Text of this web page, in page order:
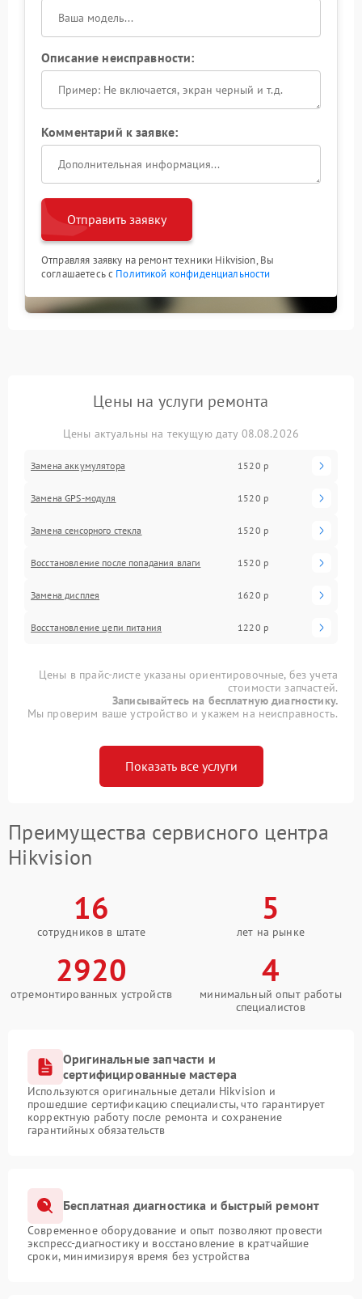
Описание неисправности:
Комментарий к заявке:
Отправить заявку
Отправляя заявку на ремонт техники Hikvision, Вы
соглашаетесь с Политикой конфиденциальности
Цены на услуги ремонта
Цены актуальны на текущую дату 08.08.2026
Замена аккумулятора 1520 р
Замена GPS-модуля 1520 р
Замена сенсорного стекла 1520 р
Восстановление после попадания влаги 1520 р
Замена дисплея 1620 р
Восстановление цепи питания 1220 р
Цены в прайс-листе указаны ориентировочные, без учета
стоимости запчастей.
Записывайтесь на бесплатную диагностику.
Мы проверим ваше устройство и укажем на неисправность.
Показать все услуги
Преимущества сервисного центра
Hikvision
16
сотрудников в штате
5
лет на рынке
2920
отремонтированных устройств
4
минимальный опыт работы
специалистов
Оригинальные запчасти и
сертифицированные мастера
Используются оригинальные детали Hikvision и
прошедшие сертификацию специалисты, что гарантирует
корректную работу после ремонта и сохранение
гарантийных обязательств
Бесплатная диагностика и быстрый ремонт
Современное оборудование и опыт позволяют провести
экспресс-диагностику и восстановление в кратчайшие
сроки, минимизируя время без устройства